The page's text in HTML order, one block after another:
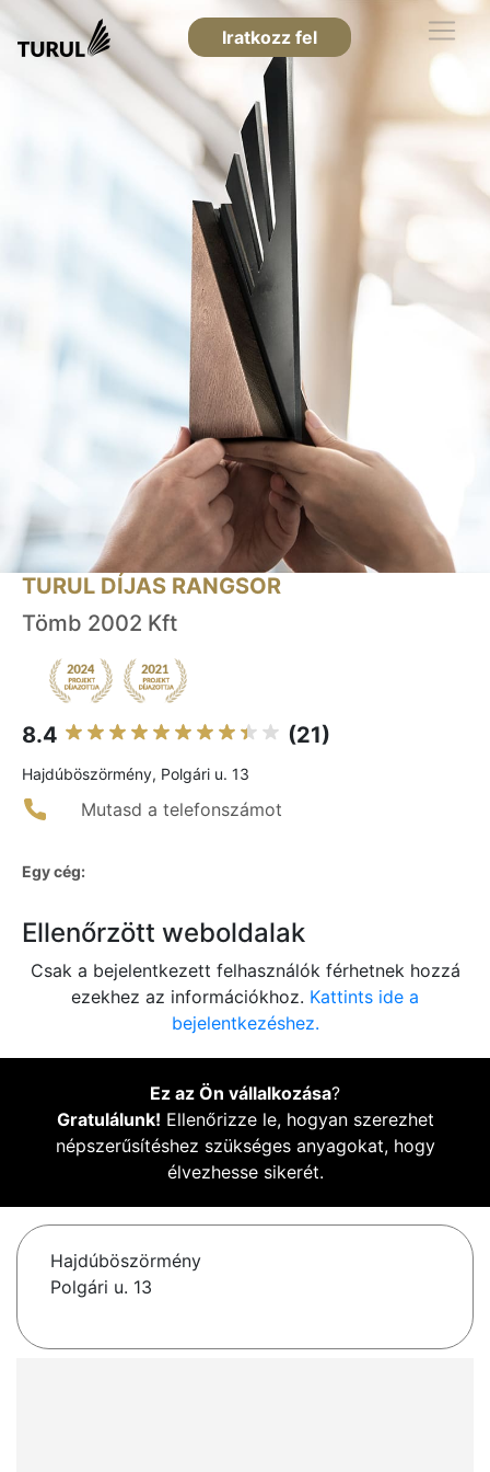
Iratkozz fel
TURUL DÍJAS RANGSOR
Tömb 2002 Kft
8.4 (21)
Hajdúböszörmény, Polgári u. 13
Mutasd a telefonszámot
Egy cég:
Ellenőrzött weboldalak
Csak a bejelentkezett felhasználók férhetnek hozzá
ezekhez az információkhoz. Kattints ide a
bejelentkezéshez.
Ez az Ön vállalkozása?
Gratulálunk! Ellenőrizze le, hogyan szerezhet
népszerűsítéshez szükséges anyagokat, hogy
élvezhesse sikerét.
Hajdúböszörmény
Polgári u. 13